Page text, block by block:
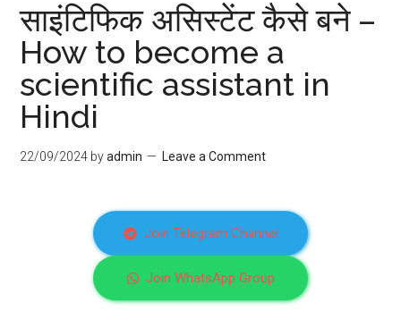
साइंटिफिक असिस्टेंट कैसे बने –
How to become a
scientific assistant in
Hindi
22/09/2024 byadmin Leave a Comment
Join Telegram Channel
Join WhatsApp Group